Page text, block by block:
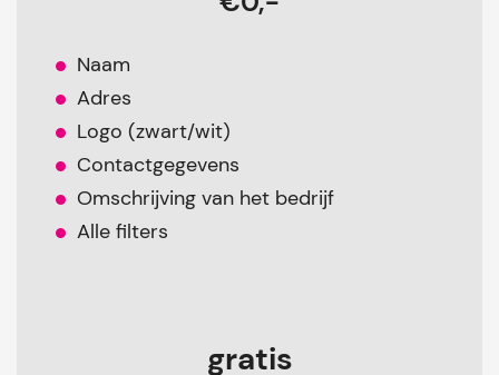
Naam
Adres
Logo (zwart/wit)
Contactgegevens
Omschrijving van het bedrijf
Alle filters
gratis